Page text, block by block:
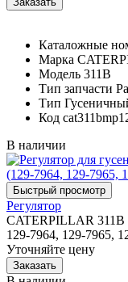
Каталожные
Марка
Модель 311B
Тип запчасти
Тип
Код
В наличии
Регулятор
CATERPILLAR 311B
129-7964, 129-7965,
Уточняйте цену